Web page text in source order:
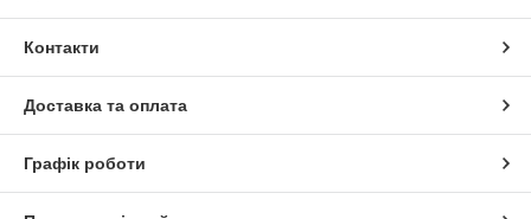
Контакти
Доставка та оплата
Графік роботи